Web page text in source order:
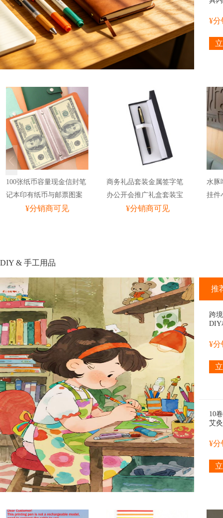
¥分
100张纸币容量现金信封笔
记本印有纸币与邮票图案
A6大尺寸¥分销商可见
商务礼品套装金属签字笔
办公开会推广礼盒套装宝
珠笔激光¥分销商可见
水豚
挂件
DIY & 手工用品
推
跨
DIY
¥分
10
艾
艾
¥分